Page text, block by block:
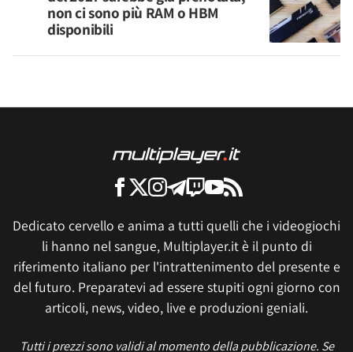
non ci sono più RAM o HBM
disponibili
Dedicato cervello e anima a tutti quelli che i videogiochi
li hanno nel sangue, Multiplayer.it è il punto di
riferimento italiano per l'intrattenimento del presente e
del futuro. Preparatevi ad essere stupiti ogni giorno con
articoli, news, video, live e produzioni geniali.
Tutti i prezzi sono validi al momento della pubblicazione. Se